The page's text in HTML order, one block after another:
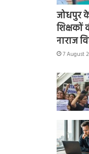
जोधपुर
नाराज
7 August